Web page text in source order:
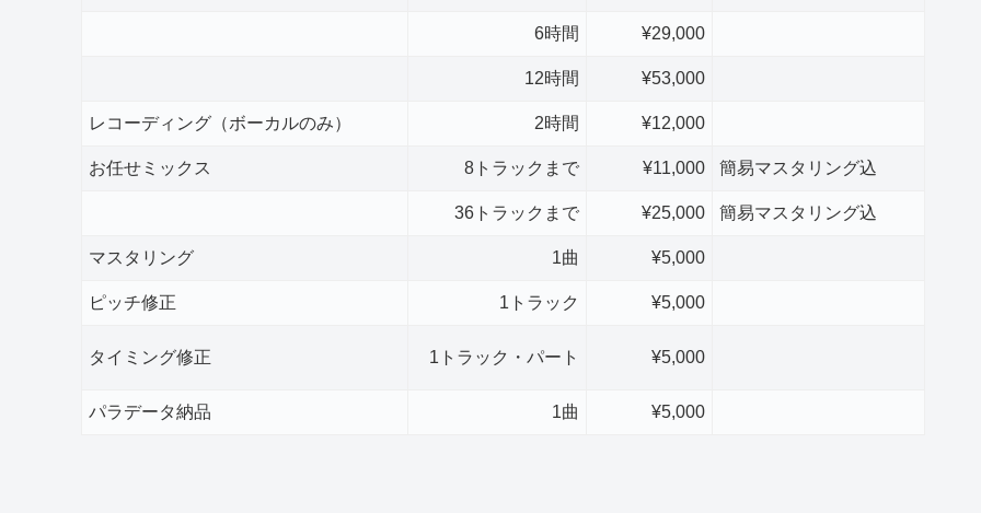
6時間 ¥29,000
12時間 ¥53,000
レコーディング（ボーカルのみ） 2時間 ¥12,000
お任せミックス 8トラックまで ¥11,000 簡易マスタリング込
36トラックまで ¥25,000 簡易マスタリング込
マスタリング 1曲 ¥5,000
ピッチ修正 1トラック ¥5,000
タイミング修正 1トラック・パート ¥5,000
パラデータ納品 1曲 ¥5,000